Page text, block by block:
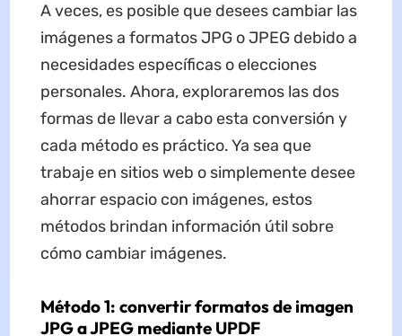
A veces, es posible que desees cambiar las
imágenes a formatos JPG o JPEG debido a
necesidades específicas o elecciones
personales. Ahora, exploraremos las dos
formas de llevar a cabo esta conversión y
cada método es práctico. Ya sea que
trabaje en sitios web o simplemente desee
ahorrar espacio con imágenes, estos
métodos brindan información útil sobre
cómo cambiar imágenes.
Método 1: convertir formatos de imagen
JPG a JPEG mediante UPDF